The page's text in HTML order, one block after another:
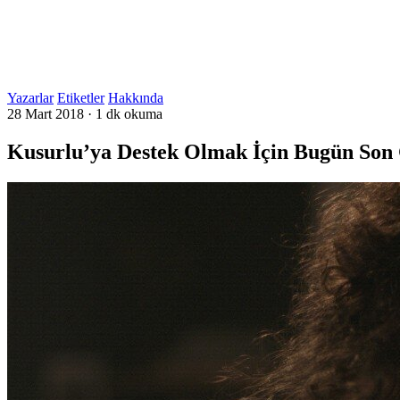
Yazarlar Etiketler Hakkında
28 Mart 2018 · 1 dk okuma
Kusurlu’ya Destek Olmak İçin Bugün Son